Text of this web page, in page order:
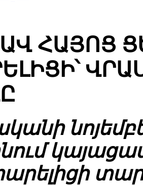
ՀԱՅՈՑ